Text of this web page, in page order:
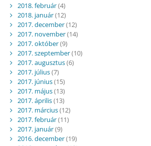
2018. február(4)
2018. január(12)
2017. december(12)
2017. november(14)
2017. október(9)
2017. szeptember(10)
2017. augusztus(6)
2017. július(7)
2017. június(15)
2017. május(13)
2017. április(13)
2017. március(12)
2017. február(11)
2017. január(9)
2016. december(19)